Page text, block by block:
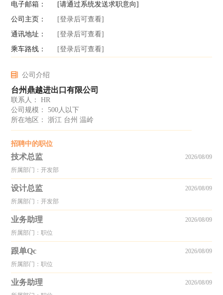
电子邮箱：
[请通过系统发送求职意向]
公司主页：
[登录后可查看]
通讯地址：
[登录后可查看]
乘车路线：
[登录后可查看]
公司介绍
台州鼎越进出口有限公司
联系人： HR
公司规模： 500人以下
所在地区： 浙江 台州 温岭
招聘中的职位
技术总监
所属部门：开发部
2026/08/09
设计总监
所属部门：开发部
2026/08/09
业务助理
所属部门：职位
2026/08/09
跟单Qc
所属部门：职位
2026/08/09
业务助理 2026/08/09